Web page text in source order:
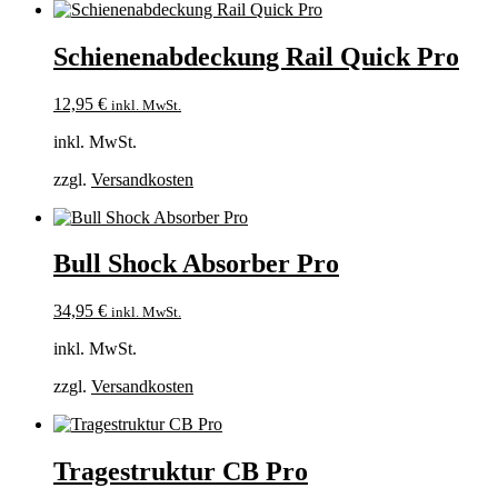
Schienenabdeckung Rail Quick Pro
12,95 € inkl. MwSt.
inkl. MwSt.
zzgl. Versandkosten
Bull Shock Absorber Pro
34,95 € inkl. MwSt.
inkl. MwSt.
zzgl. Versandkosten
Tragestruktur CB Pro